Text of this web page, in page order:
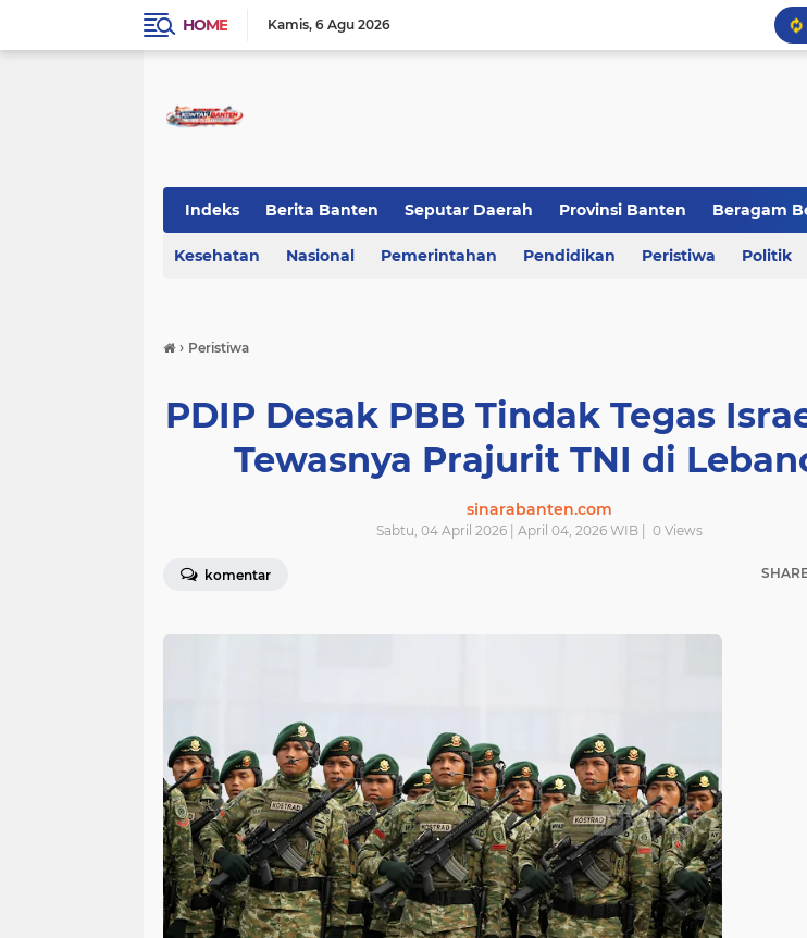
HOME Kamis 6 Agu 2026
Indeks Berita Banten Seputar Daerah Provinsi Banten Beragam
KOTA TANGERANG Regional Banten Berita Daerah Kriminal
Kesehatan Nasional Pemerintahan Pendidikan Peristiwa Politik
› Peristiwa
PDIP Desak PBB Tindak Tegas
Tewasnya Prajurit TNI di
sinarabanten.com
Sabtu, 04 April 2026 | April 04, 2026 WIB | 0 Views
komentar